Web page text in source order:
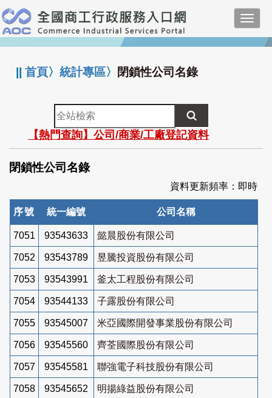
跳
到
主
要
:::
||首頁〉統計專區〉 閉鎖性公司名錄
全
站
檢
索
【熱門查詢】公司/商業/工廠登記資料
閉鎖性公司名錄
資料更新頻率：即時
序號 統一編號 公司名稱
7051 93543633 懿晨股份有限公司
7052 93543789 昱騰投資股份有限公司
7053 93543991 釜太工程股份有限公司
7054 93544133 子露股份有限公司
7055 93545007 米亞國際開發事業股份有限公司
7056 93545560 齊荃國際股份有限公司
7057 93545581 聯強電子科技股份有限公司
7058 93545652 明揚綠益股份有限公司